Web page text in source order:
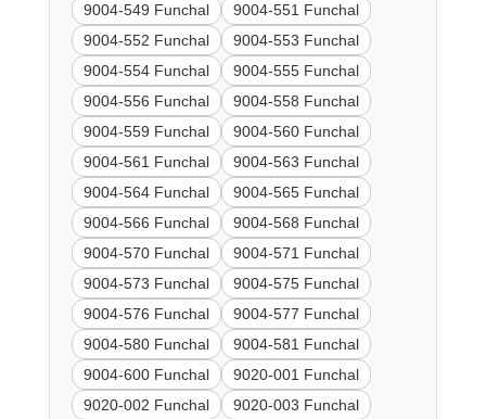
9004-549 Funchal
9004-551 Funchal
9004-552 Funchal
9004-553 Funchal
9004-554 Funchal
9004-555 Funchal
9004-556 Funchal
9004-558 Funchal
9004-559 Funchal
9004-560 Funchal
9004-561 Funchal
9004-563 Funchal
9004-564 Funchal
9004-565 Funchal
9004-566 Funchal
9004-568 Funchal
9004-570 Funchal
9004-571 Funchal
9004-573 Funchal
9004-575 Funchal
9004-576 Funchal
9004-577 Funchal
9004-580 Funchal
9004-581 Funchal
9004-600 Funchal
9020-001 Funchal
9020-002 Funchal
9020-003 Funchal